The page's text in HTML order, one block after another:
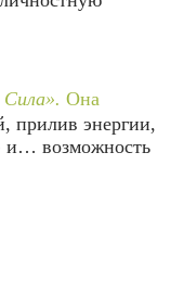
Она
прилив энергии,
и… возможность